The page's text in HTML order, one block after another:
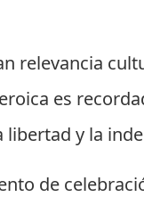
relevancia
es
y la
de